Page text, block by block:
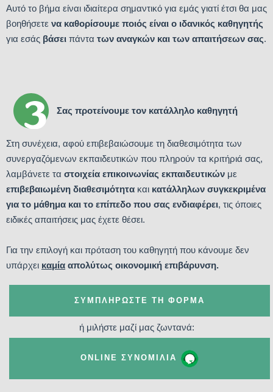
Αυτό το βήμα είναι ιδιαίτερα σημαντικό για εμάς γιατί έτσι θα μας
βοηθήσετε να καθορίσουμε ποιός είναι ο ιδανικός καθηγητής
για εσάς βάσει πάντα των αναγκών και των απαιτήσεων σας.
Σας προτείνουμε τον κατάλληλο καθηγητή
Στη συνέχεια, αφού επιβεβαιώσουμε τη διαθεσιμότητα των
συνεργαζόμενων εκπαιδευτικών που πληρούν τα κριτήριά σας,
λαμβάνετε τα στοιχεία επικοινωνίας εκπαιδευτικών με
επιβεβαιωμένη διαθεσιμότητα και κατάλληλων συγκεκριμένα
για το μάθημα και το επίπεδο που σας ενδιαφέρει, τις όποιες
ειδικές απαιτήσεις μας έχετε θέσει.
Για την επιλογή και πρόταση του καθηγητή που κάνουμε δεν
υπάρχει καμία απολύτως οικονομική επιβάρυνση.
ΣΥΜΠΛΗΡΏΣΤΕ ΤΗ ΦΌΡΜΑ
ή μιλήστε μαζί μας ζωντανά:
ONLINE ΣΥΝΟΜΙΛΊΑ